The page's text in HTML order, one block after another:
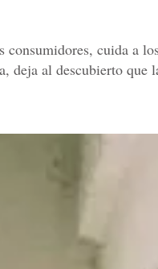
cuida a
al descubierto que